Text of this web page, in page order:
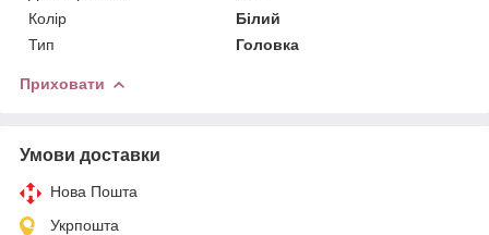
Колір
Білий
Тип
Головка
Приховати
Умови доставки
Нова Пошта
Укрпошта